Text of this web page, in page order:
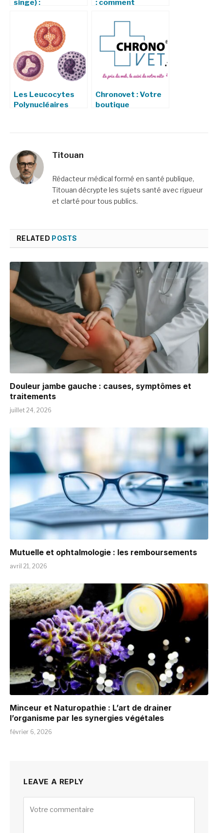
singe) :
transmission,
prévention et
traitement
: comment
infection à
rubrum ?
Les Leucocytes
Polynucléaires
Chronovet : Votre
boutique
Titouan
Rédacteur médical formé en santé publique,
Titouan décrypte les sujets santé avec rigueur
et clarté pour tous publics.
RELATED POSTS
Douleur jambe gauche : causes, symptômes et
traitements
juillet 24, 2026
Mutuelle et ophtalmologie : les remboursements
avril 21, 2026
Minceur et Naturopathie : L’art de drainer
l’organisme par les synergies végétales
février 6, 2026
LEAVE A REPLY